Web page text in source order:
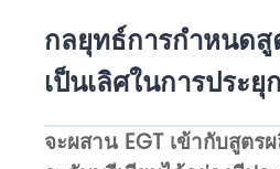
กลยุทธ์การกำหนด
เป็นเลิศในการประ
จะผสาน EGT เข้ากับสูต